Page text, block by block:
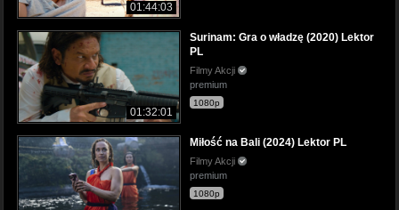
01:44:03
01:32:01
Surinam: Gra o władzę (2020) Lektor
PL
Filmy Akcji
premium
1080p
Miłość na Bali (2024) Lektor PL
Filmy Akcji
premium
1080p